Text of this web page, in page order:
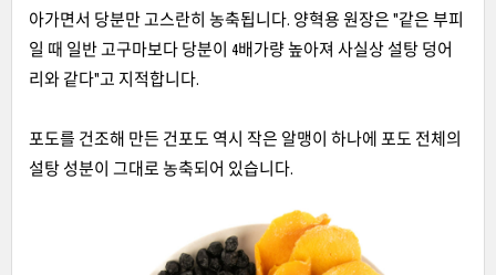
아가면서 당분만 고스란히 농축됩니다. 양혁용 원장은 "같은 부피
일 때 일반 고구마보다 당분이 4배가량 높아져 사실상 설탕 덩어
리와 같다"고 지적합니다.
포도를 건조해 만든 건포도 역시 작은 알맹이 하나에 포도 전체의
설탕 성분이 그대로 농축되어 있습니다.